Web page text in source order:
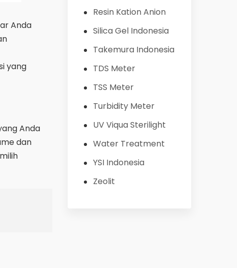
Anda
yang
Anda
dan
Resin Kation Anion
Silica Gel Indonesia
Takemura Indonesia
TDS Meter
TSS Meter
Turbidity Meter
UV Viqua Sterilight
Water Treatment
YSI Indonesia
Zeolit